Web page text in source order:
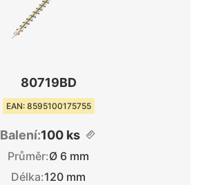
80719BD
EAN: 8595100175755
Balení:100 ks
Průměr:Ø 6 mm
Délka:120 mm